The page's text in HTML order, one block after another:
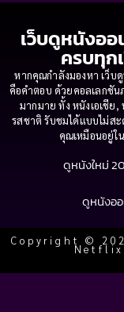
เว็บดูหนังออ
ครบทุก
หากคุณกำลังมองหา เว็บ
คือคำตอบ ด้วยคอลเลกชั
มากมาย ทั้ง หนังเอเชีย
รสชาติ รับชมได้แบบไม่ส
คุณเหมือนอยู่ใ
ดูหนังใหม่
ดูหนังอ
Copyright ©
Netflix